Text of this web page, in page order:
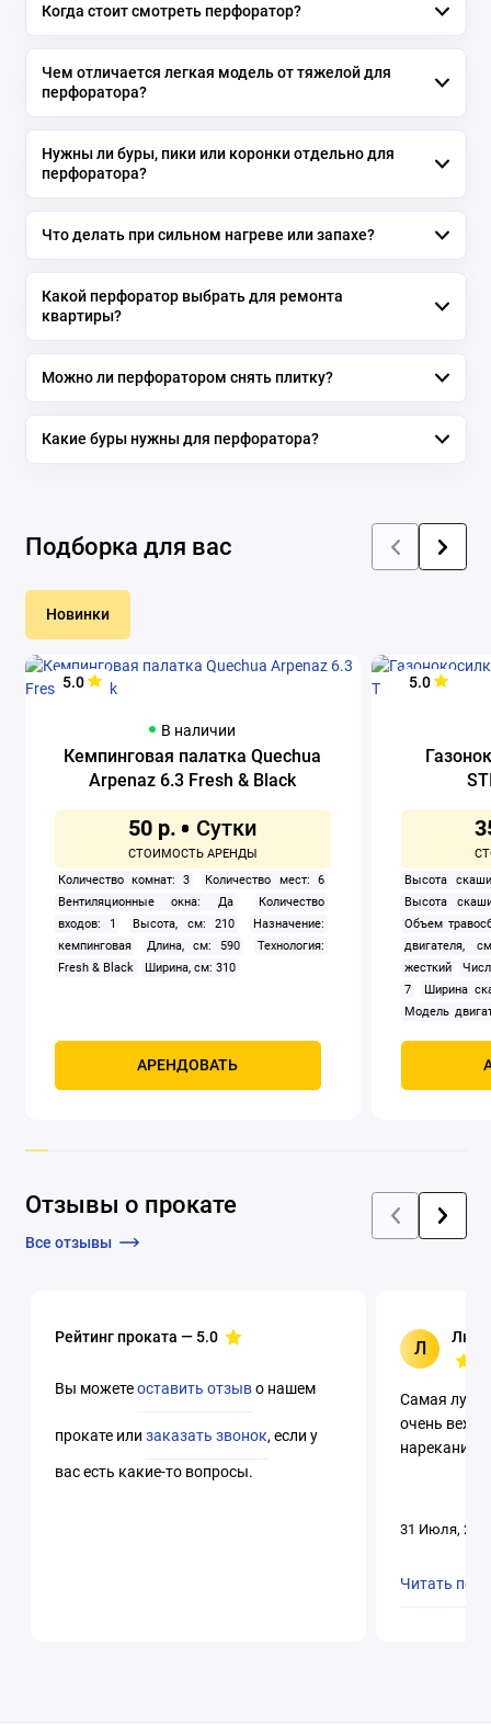
Когда стоит смотреть перфоратор?
Чем отличается легкая модель от тяжелой для
перфоратора?
Нужны ли буры, пики или коронки отдельно для
перфоратора?
Что делать при сильном нагреве или запахе?
Какой перфоратор выбрать для ремонта
квартиры?
Можно ли перфоратором снять плитку?
Какие буры нужны для перфоратора?
Подборка для вас
Новинки
5.0
В наличии
Кемпинговая палатка Quechua
Arpenaz 6.3 Fresh & Black
50 р.
Количество комнат: 3
Количество мест: 6
Вентиляционные окна: Да
Количество
входов: 1
Высота, см: 210
Назначение:
кемпинговая
Длина, см: 590
Технология:
Fresh & Black
Ширина, см: 310
АРЕНДОВАТЬ
5.0
Высота
Высота
Объем
двигателя,
жесткий
7
Ширина
Модель
Отзывы о прокате
Все отзывы
Рейтинг проката — 5.0
Вы можетеоставить отзыво нашем
прокате илизаказать звонок, если у
вас есть какие-то вопросы.
Л
Самая
очень
нареканий.
31 Июля,
Читать